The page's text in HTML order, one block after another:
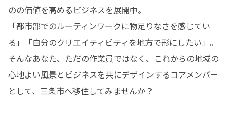
のの価値を高めるビジネスを展開中。
「都市部でのルーティンワークに物足りなさを感じてい
る」「自分のクリエイティビティを地方で形にしたい」。
そんなあなた、ただの作業員ではなく、これからの地域の
心地よい風景とビジネスを共にデザインするコアメンバー
として、三条市へ移住してみませんか？